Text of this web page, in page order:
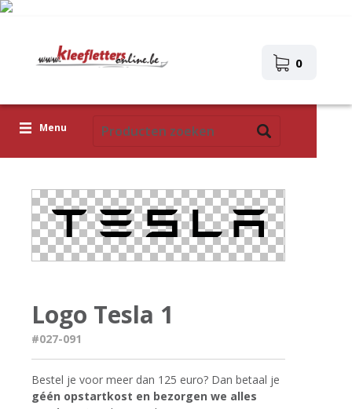
0
Menu
Icoontjes
Plakplaatjes
Logo Tesla 1
#027-091
Bestel je voor meer dan 125 euro? Dan betaal je
géén opstartkost en bezorgen we alles